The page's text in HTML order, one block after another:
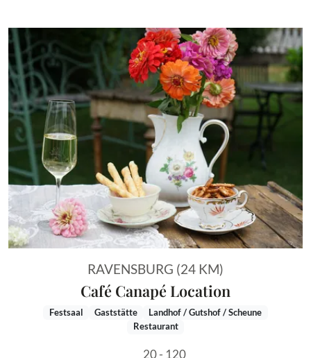
RAVENSBURG (24 KM)
Café Canapé Location
Festsaal Gaststätte
Landhof / Gutshof / Scheune
Restaurant
20 - 120